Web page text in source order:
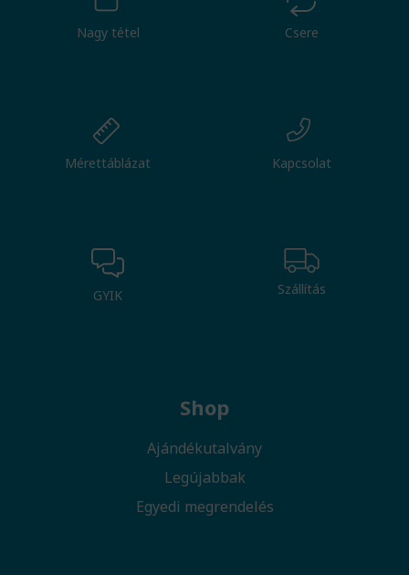
Nagy tétel Csere
Mérettáblázat Kapcsolat
GYIK Szállítás
Shop
Ajándékutalvány
Legújabbak
Egyedi megrendelés